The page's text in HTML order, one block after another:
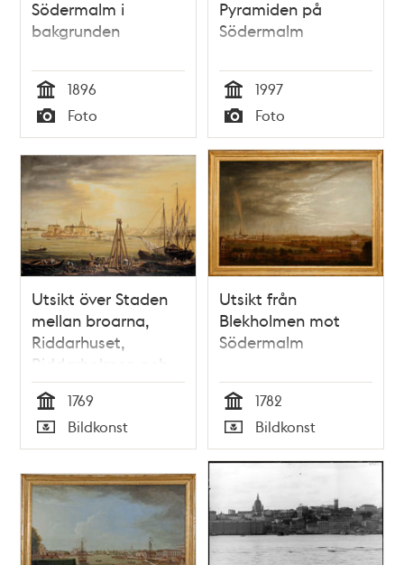
Södermalm i
bakgrunden
Tid
1896
Typ
Foto
Pyramiden på
Södermalm
Tid
1997
Typ
Foto
Utsikt över Staden
mellan broarna,
Riddarhuset,
Riddarholmen och
Södermalm
Tid
1769
Typ
Bildkonst
Utsikt från
Blekholmen mot
Södermalm
Tid
1782
Typ
Bildkonst